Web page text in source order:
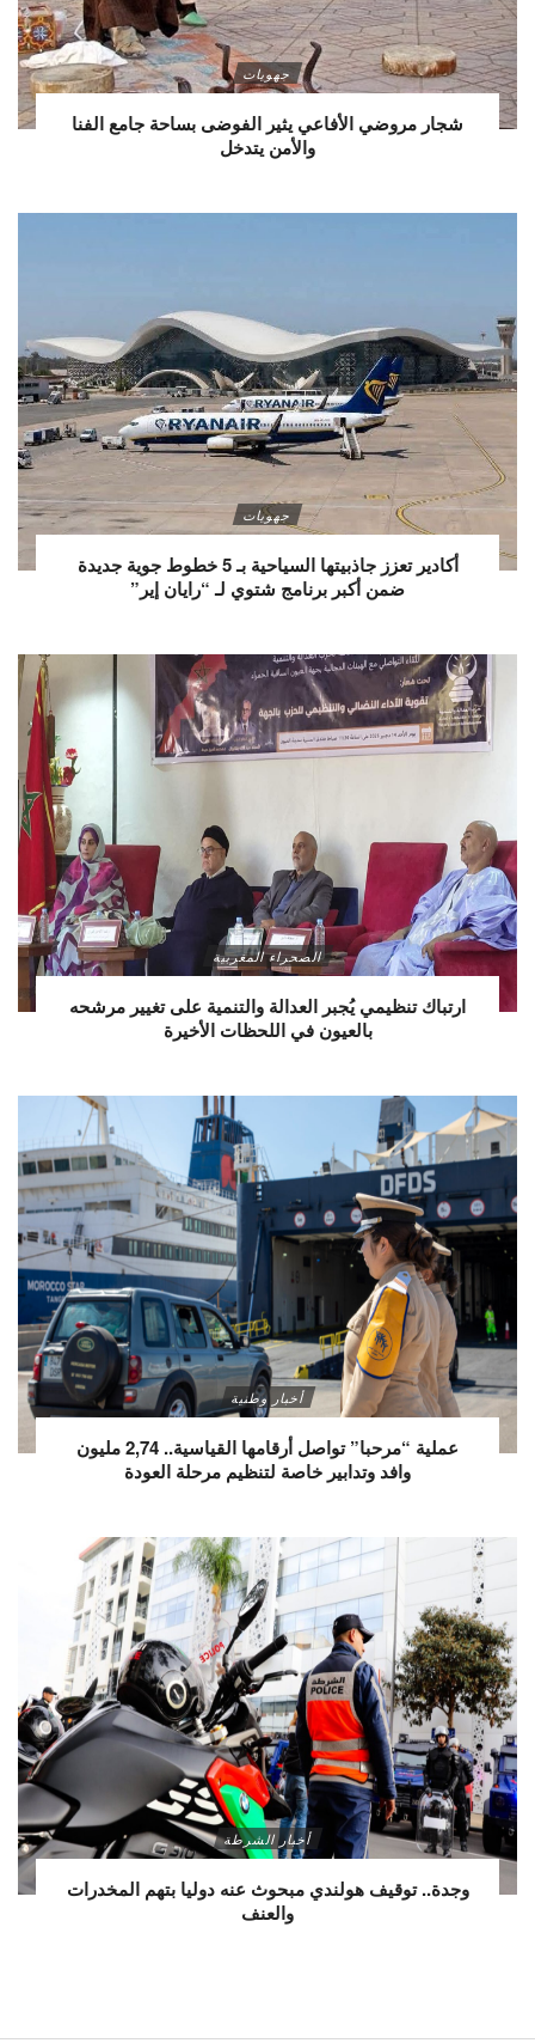
جهويات
شجار مروضي الأفاعي يثير الفوضى بساحة جامع الفنا
والأمن يتدخل
جهويات
أكادير تعزز جاذبيتها السياحية بـ 5 خطوط جوية جديدة
ضمن أكبر برنامج شتوي لـ “رايان إير”
الصحراء المغربية
ارتباك تنظيمي يُجبر العدالة والتنمية على تغيير مرشحه
بالعيون في اللحظات الأخيرة
أخبار وطنية
عملية “مرحبا” تواصل أرقامها القياسية.. 2,74 مليون
وافد وتدابير خاصة لتنظيم مرحلة العودة
أخبار الشرطة
وجدة.. توقيف هولندي مبحوث عنه دوليا بتهم المخدرات
والعنف